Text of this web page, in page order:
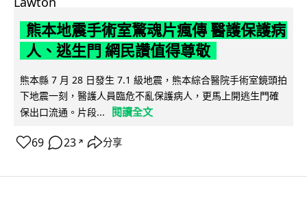
熊本地震手術室驚魂片瘋傳 醫護保護病
人、逃生門 網民讚值得尊敬
熊本縣 7 月 28 日發生 7.1 級地震，熊本綜合醫院手術室鏡頭拍
下地震一刻，醫護人員臨危不亂保護病人，更馬上開逃生門確
保出口流通。片段...
閱讀全文
69 23 ↗ 分享